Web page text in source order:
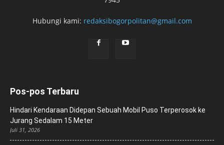
Hubungi kami: redaksibogorpolitan@gmail.com
Pos-pos Terbaru
Hindari Kendaraan Didepan Sebuah Mobil Puso Terperosok ke
Jurang Sedalam 15 Meter
Juli 31, 2026